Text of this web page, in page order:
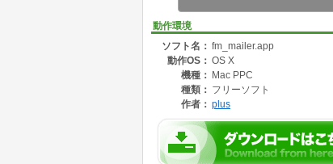
動作環境
ソフト名： fm_mailer.app
動作OS： OS X
機種： Mac PPC
種類： フリーソフト
作者： plus